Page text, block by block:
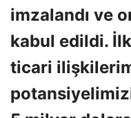
imzalandı ve
kabul edildi.
ticari